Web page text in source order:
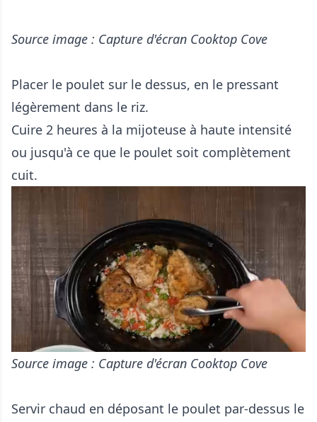
Source image : Capture d'écran Cooktop Cove
Placer le poulet sur le dessus, en le pressant
légèrement dans le riz.
Cuire 2 heures à la mijoteuse à haute intensité
ou jusqu'à ce que le poulet soit complètement
cuit.
Source image : Capture d'écran Cooktop Cove
Servir chaud en déposant le poulet par-dessus le